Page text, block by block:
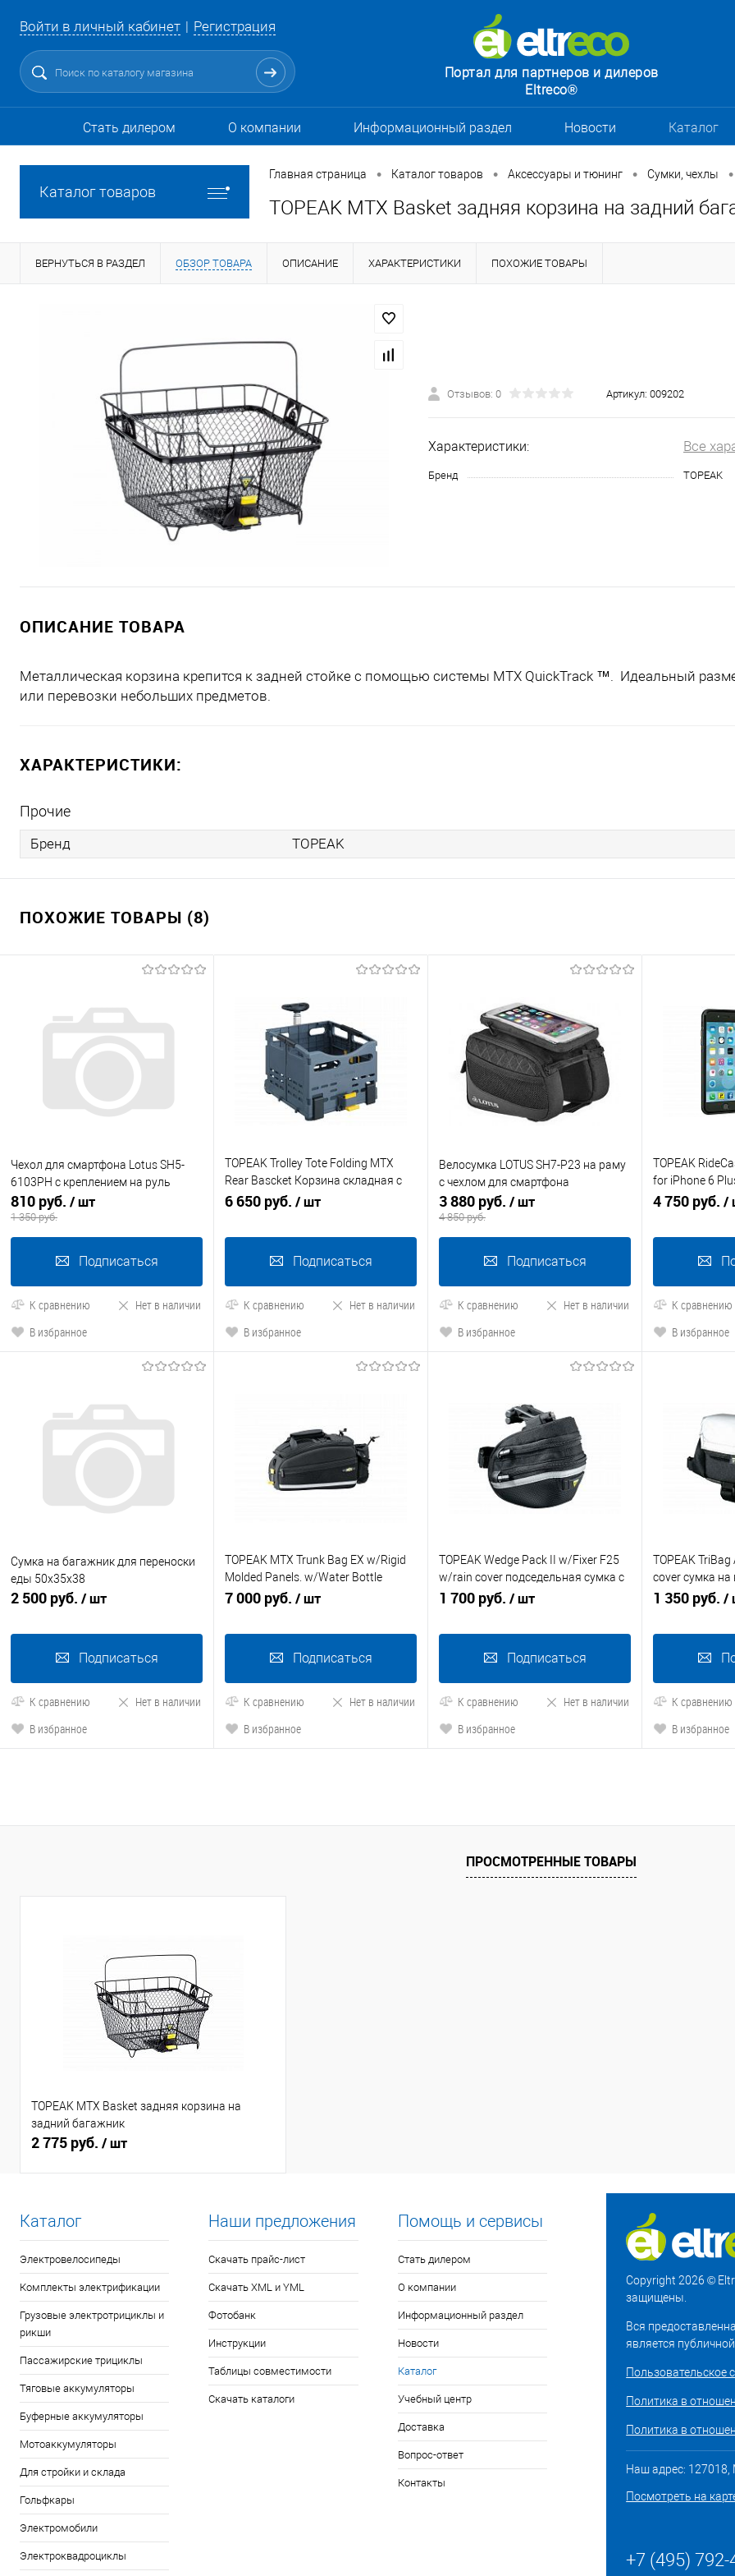
Войти в личный кабинет Регистрация
Портал для партнеров и дилеров
Eltreco®
Стать дилером О компании Информационный раздел Новости Каталог
Каталог товаров
Главная страница • Каталог товаров • Аксессуары и тюнинг • Сумки, чехлы •
TOPEAK MTX Basket задняя корзина на задний
ВЕРНУТЬСЯ В РАЗДЕЛ ОБЗОР ТОВАРА ОПИСАНИЕ ХАРАКТЕРИСТИКИ ПОХОЖИЕ ТОВАРЫ
Отзывов: 0 Артикул: 009202
Характеристики: Все
Бренд TOPEAK
ОПИСАНИЕ ТОВАРА
Металлическая корзина крепится к задней стойке с помощью системы MTX QuickTrack ™. Идеальный
или перевозки небольших предметов.
ХАРАКТЕРИСТИКИ:
Прочие
Бренд TOPEAK
ПОХОЖИЕ ТОВАРЫ (8)
Чехол для смартфона Lotus SH5-
6103PH с креплением на руль
810 руб. / шт
1 350 руб.
Подписаться
К сравнению
Нет в наличии
В избранное
TOPEAK Trolley Tote Folding MTX
Rear Bascket Корзина складная с
креплением на багажник
6 650 руб. / шт
Подписаться
К сравнению
Нет в наличии
В избранное
Велосумка LOTUS SH7-P23 на раму
с чехлом для смартфона
3 880 руб. / шт
4 850 руб.
Подписаться
К сравнению
Нет в наличии
В избранное
TOPEAK
for iPhone 6
чехол д/тел. c
4 750 руб. /
К сравнению
В избранное
Сумка на багажник для переноски
еды 50x35x38
2 500 руб. / шт
Подписаться
К сравнению
Нет в наличии
В избранное
TOPEAK MTX Trunk Bag EX w/Rigid
Molded Panels. w/Water Bottle
Holder сумка с держателем д/
7 000 руб. / шт
Подписаться
К сравнению
Нет в наличии
В избранное
TOPEAK Wedge Pack II w/Fixer F25
w/rain cover подседельная сумка с
креплением с чехлом, маленькая
1 700 руб. / шт
Подписаться
К сравнению
Нет в наличии
В избранное
TOPEAK
cover сумка
рамы с чехлом
1 350 руб. /
К сравнению
В избранное
ПРОСМОТРЕННЫЕ ТОВАРЫ
TOPEAK MTX Basket задняя корзина на
задний багажник
2 775 руб. / шт
Каталог
Электровелосипеды
Комплекты электрификации
Грузовые электротрициклы и
рикши
Пассажирские трициклы
Тяговые аккумуляторы
Буферные аккумуляторы
Мотоаккумуляторы
Для стройки и склада
Гольфкары
Электромобили
Электроквадроциклы
Наши предложения
Скачать прайс-лист
Скачать XML и YML
Фотобанк
Инструкции
Таблицы совместимости
Скачать каталоги
Помощь и сервисы
Стать дилером
О компании
Информационный раздел
Новости
Каталог
Учебный центр
Доставка
Вопрос-ответ
Контакты
Copyright 2026 ©
защищены.
Вся
является
Пользовательское
Политика в
Политика в
Наш адрес: 127018,
Посмотреть на
+7 (495) 792-